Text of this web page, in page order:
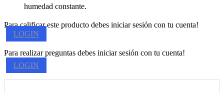
humedad constante.
Para calificar este producto debes iniciar sesión con tu cuenta!
LOGIN
Para realizar preguntas debes iniciar sesión con tu cuenta!
LOGIN